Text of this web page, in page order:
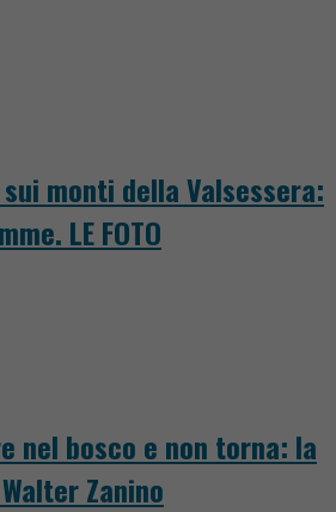
monti della Valsessera:
LE FOTO
nel bosco e non torna: la
Zanino